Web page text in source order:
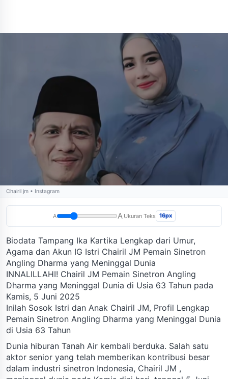
Chairil jm • Instagram
A A Ukuran Teks 16px
Biodata Tampang Ika Kartika Lengkap dari Umur,
Agama dan Akun IG Istri Chairil JM Pemain Sinetron
Angling Dharma yang Meninggal Dunia
INNALILLAHI! Chairil JM Pemain Sinetron Angling
Dharma yang Meninggal Dunia di Usia 63 Tahun pada
Kamis, 5 Juni 2025
Inilah Sosok Istri dan Anak Chairil JM, Profil Lengkap
Pemain Sinetron Angling Dharma yang Meninggal Dunia
di Usia 63 Tahun
Dunia hiburan Tanah Air kembali berduka. Salah satu
aktor senior yang telah memberikan kontribusi besar
dalam industri sinetron Indonesia, Chairil JM ,